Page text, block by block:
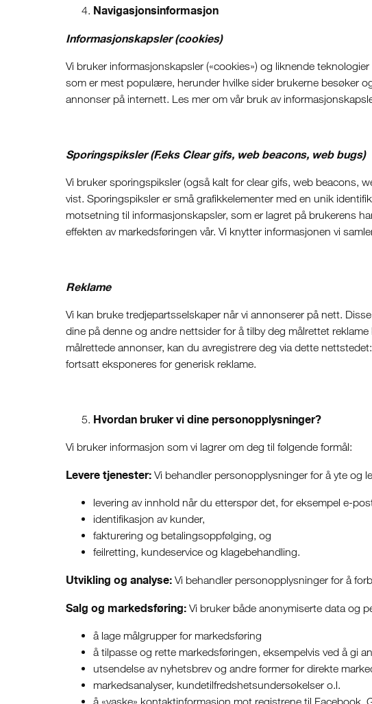
Navigasjonsinformasjon
Informasjonskapsler (cookies)
Vi bruker informasjonskapsler («cookies») og liknende
som er mest populære, herunder hvilke sider brukerne besøker
annonser på internett. Les mer om vår bruk av
Sporingspiksler (F.eks Clear gifs, web beacons, web bugs)
Vi bruker sporingspiksler (også kalt for clear gifs, web beacons,
vist. Sporingspiksler er små grafikkelementer med en unik
motsetning til informasjonskapsler, som er lagret på brukerens
effekten av markedsføringen vår. Vi knytter informasjonen vi
Reklame
Vi kan bruke tredjepartsselskaper når vi annonserer på nett.
dine på denne og andre nettsider for å tilby deg målrettet
målrettede annonser, kan du avregistrere deg via dette nettstedet:
fortsatt eksponeres for generisk reklame.
Hvordan bruker vi dine personopplysninger?
Vi bruker informasjon som vi lagrer om deg til følgende formål:
Levere tjenester:Vi behandler personopplysninger for å yte og
levering av innhold når du etterspør det, for eksempel e-
identifikasjon av kunder,
fakturering og betalingsoppfølging, og
feilretting, kundeservice og klagebehandling.
Utvikling og analyse:Vi behandler personopplysninger for å
Salg og markedsføring:Vi bruker både anonymiserte data og
å lage målgrupper for markedsføring
å tilpasse og rette markedsføringen, eksempelvis ved å gi
utsendelse av nyhetsbrev og andre former for direkte
markedsanalyser, kundetilfredshetsundersøkelser o.l.